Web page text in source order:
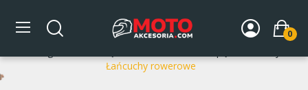
0
Łańcuchy rowerowe
Łańcuchy rowerowe